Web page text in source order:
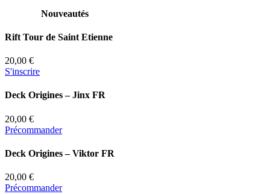
Nouveautés
Rift Tour de Saint Etienne
20,00 €
S'inscrire
Deck Origines – Jinx FR
20,00 €
Précommander
Deck Origines – Viktor FR
20,00 €
Précommander